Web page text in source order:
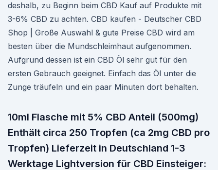
deshalb, zu Beginn beim CBD Kauf auf Produkte mit
3-6% CBD zu achten. CBD kaufen - Deutscher CBD
Shop | Große Auswahl & gute Preise CBD wird am
besten über die Mundschleimhaut aufgenommen.
Aufgrund dessen ist ein CBD Öl sehr gut für den
ersten Gebrauch geeignet. Einfach das Öl unter die
Zunge träufeln und ein paar Minuten dort behalten.
10ml Flasche mit 5% CBD Anteil (500mg)
Enthält circa 250 Tropfen (ca 2mg CBD pro
Tropfen) Lieferzeit in Deutschland 1-3
Werktage Lightversion für CBD Einsteiger: